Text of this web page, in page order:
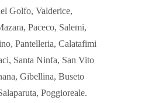
Golfo, Valderice,
Paceco, Salemi,
Pantelleria, Calatafimi
Santa Ninfa, San Vito
Gibellina, Buseto
Poggioreale.